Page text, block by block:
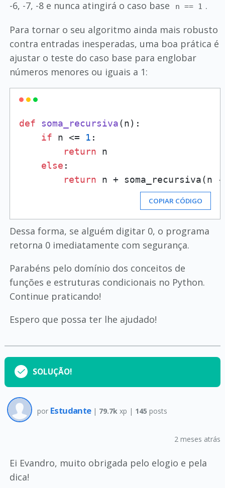
-6, -7, -8 e nunca atingirá o caso base n == 1 .
Para tornar o seu algoritmo ainda mais robusto
contra entradas inesperadas, uma boa prática é
ajustar o teste do caso base para englobar
números menores ou iguais a 1:
def soma_recursiva(n):
if n <= 1 :
return n
else :
return n + soma_recursiva(n
COPIAR CÓDIGO
Dessa forma, se alguém digitar 0, o programa
retorna 0 imediatamente com segurança.
Parabéns pelo domínio dos conceitos de
funções e estruturas condicionais no Python.
Continue praticando!
Espero que possa ter lhe ajudado!
SOLUÇÃO!
por Estudante | 79.7kxp | 145 posts
2 meses atrás
Ei Evandro, muito obrigada pelo elogio e pela
dica!